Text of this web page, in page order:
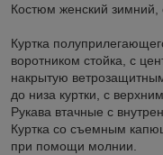
Костюм женский зимний,
Куртка
воротником стойка, с
накрытую
до низа куртки, с
Рукава втачные с
Куртка со съемным
при помощи молнии.